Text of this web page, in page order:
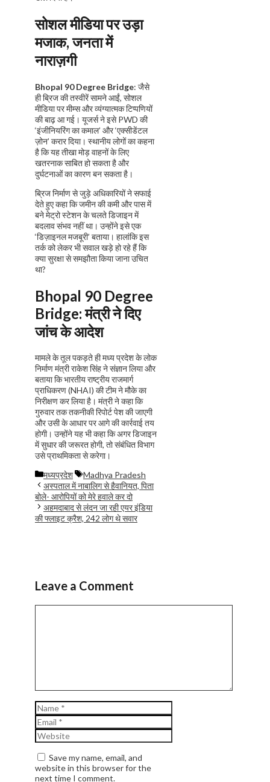
सोशल मीडिया पर उड़ा
मजाक, जनता में
नाराज़गी
Bhopal 90 Degree Bridge: जैसे
ही ब्रिज की तस्वीरें सामने आईं, सोशल
मीडिया पर मीम्स और व्यंग्यात्मक टिप्पणियों
की बाढ़ आ गई। यूजर्स ने इसे PWD की
‘इंजीनियरिंग का कमाल’ और ‘एक्सीडेंटल
ज़ोन’ करार दिया। स्थानीय लोगों का कहना
है कि यह तीखा मोड़ वाहनों के लिए
खतरनाक साबित हो सकता है और
दुर्घटनाओं का कारण बन सकता है।
ब्रिज निर्माण से जुड़े अधिकारियों ने सफाई
देते हुए कहा कि जमीन की कमी और पास में
बने मेट्रो स्टेशन के चलते डिजाइन में
बदलाव संभव नहीं था। उन्होंने इसे एक
‘डिज़ाइनल मजबूरी’ बताया। हालांकि इस
तर्क को लेकर भी सवाल खड़े हो रहे हैं कि
क्या सुरक्षा से समझौता किया जाना उचित
था?
Bhopal 90 Degree
Bridge: मंत्री ने दिए
जांच के आदेश
मामले के तूल पकड़ते ही मध्य प्रदेश के लोक
निर्माण मंत्री राकेश सिंह ने संज्ञान लिया और
बताया कि भारतीय राष्ट्रीय राजमार्ग
प्राधिकरण (NHAI) की टीम ने मौके का
निरीक्षण कर लिया है। मंत्री ने कहा कि
गुरुवार तक तकनीकी रिपोर्ट पेश की जाएगी
और उसी के आधार पर आगे की कार्रवाई तय
होगी। उन्होंने यह भी कहा कि अगर डिजाइन
में सुधार की जरूरत होगी, तो संबंधित विभाग
उसे प्राथमिकता से करेगा।
Categories
मध्यप्रदेश Tags
Madhya Pradesh
अस्पताल में नाबालिग से हैवानियत, पिता
बोले- आरोपियों को मेरे हवाले कर दो
अहमदाबाद से लंदन जा रही एयर इंडिया
की फ्लाइट क्रैश, 242 लोग थे सवार
Leave a Comment
Name
Email
Website
Save my name, email, and
website in this browser for the
next time I comment.